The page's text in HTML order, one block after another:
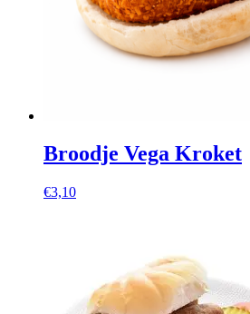
Broodje Vega Kroket
€3,10